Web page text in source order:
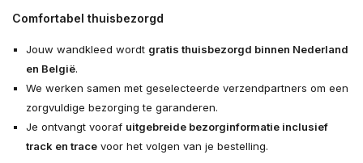
Comfortabel thuisbezorgd
Jouw wandkleed wordt gratis thuisbezorgd binnen Nederland
en België.
We werken samen met geselecteerde verzendpartners om een
zorgvuldige bezorging te garanderen.
Je ontvangt vooraf uitgebreide bezorginformatie inclusief
track en tracevoor het volgen van je bestelling.